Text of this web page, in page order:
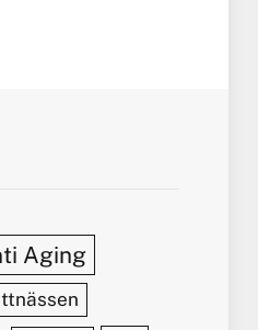
Aging